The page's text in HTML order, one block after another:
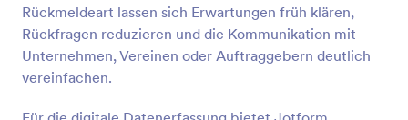
Rückmeldeart lassen sich Erwartungen früh klären,
Rückfragen reduzieren und die Kommunikation mit
Unternehmen, Vereinen oder Auftraggebern deutlich
vereinfachen.